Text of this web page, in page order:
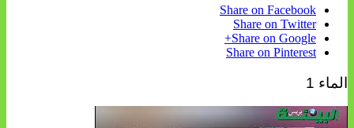
Share on Facebook
Share on Twitter
Share on Google+
Share on Pinterest
الماء 1